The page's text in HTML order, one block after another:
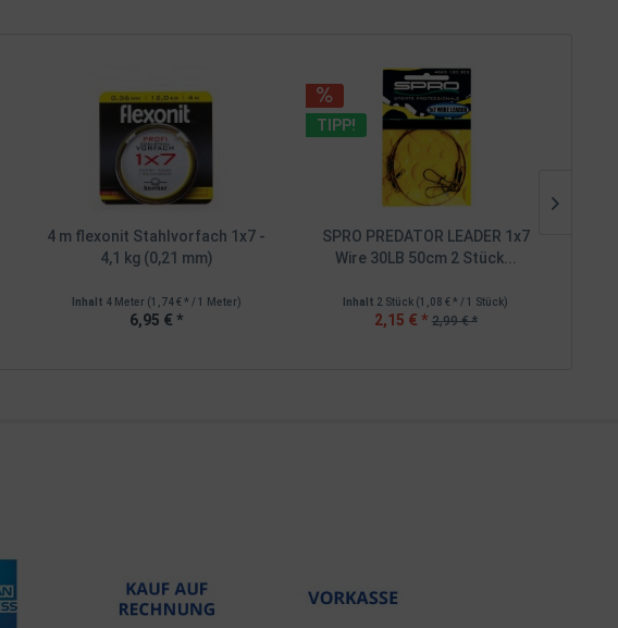
4 m flexonit Stahlvorfach 1x7 -
4,1 kg (0,21 mm)
Inhalt 4 Meter (1,74 € * / 1 Meter)
6,95 € *
TIPP!
SPRO PREDATOR LEADER 1x7
Wire 30LB 50cm 2 Stück...
Inhalt 2 Stück (1,08 € * / 1 Stück)
2,15 € * 2,99 € *